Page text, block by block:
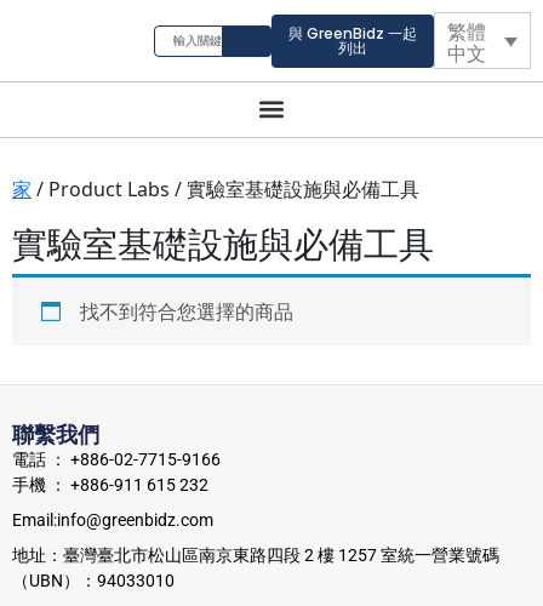
與 GreenBidz 一起
列出
繁體
中文
家 / Product Labs / 實驗室基礎設施與必備工具
實驗室基礎設施與必備工具
找不到符合您選擇的商品
聯繫我們
電話 ： +886-02-7715-9166
手機 ： +886-911 615 232
Email:info@greenbidz.com
地址：臺灣臺北市松山區南京東路四段 2 樓 1257 室統一營業號碼
（UBN）：94033010